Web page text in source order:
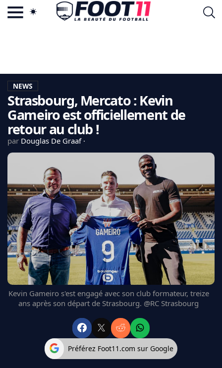
LA CHARTE
VIE PRIVÉE
CGU
CONTACTEZ-NOUS
CDM 2026
EDF
PSG
LIGUE 1
REAL MADRID
FC BARCELONE
MANCHESTER UNITED
CHELSEA
ARSENAL
BAYERN
L'AVIS DE LA RÉDAC'
NEWS
Strasbourg, Mercato : Kevin
Gameiro est officiellement de
retour au club !
par Douglas De Graaf
Kevin Gameiro s'est engagé avec son club formateur, treize
ans après son départ de Strasbourg. @RC Strasbourg
Préférez Foot11.com sur Google